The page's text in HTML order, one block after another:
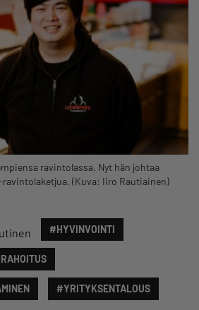
ravintolassa. Nyt hän johtaa
(Kuva: Iiro Rautiainen)
#HYVINVOINTI
#YRITYKSENTALOUS